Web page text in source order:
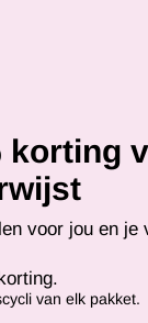
korting
voor jou en je
van elk pakket.